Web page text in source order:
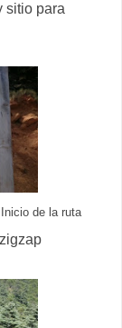
sitio para
de la ruta